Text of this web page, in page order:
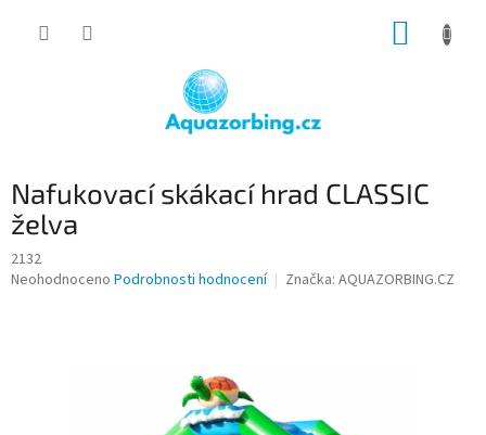
Nafukovací skákací hrad CLASSIC
želva
2132
Průměrné
Neohodnoceno Podrobnosti hodnocení Značka: AQUAZORBING.CZ